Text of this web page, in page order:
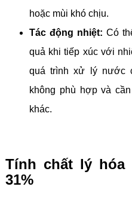
hoặc mùi khó chịu.
Tác động nhiệt: Có
quả khi tiếp xúc với
quá trình xử lý nước
không phù hợp và
khác.
Tính chất lý hóa
31%